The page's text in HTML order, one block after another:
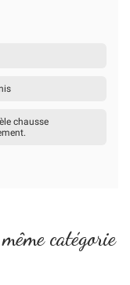
chausse
catégorie